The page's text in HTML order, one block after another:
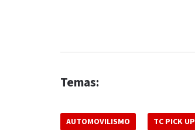
Temas:
AUTOMOVILISMO TC PICK UP